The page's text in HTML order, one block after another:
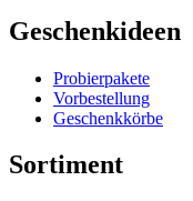
Geschenkideen
Probierpakete
Vorbestellung
Geschenkkörbe
Sortiment